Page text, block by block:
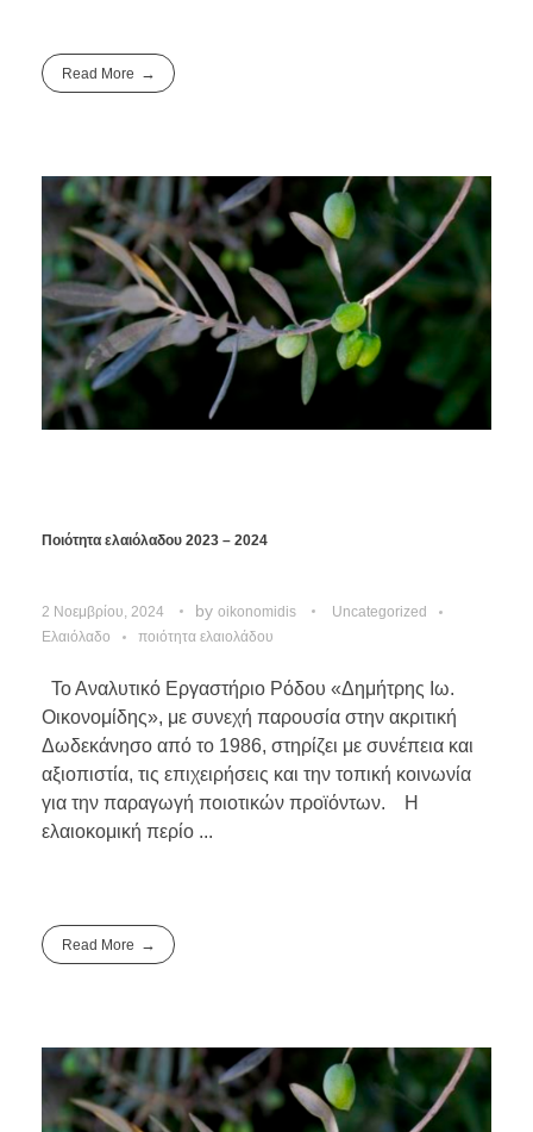
Read More
Ποιότητα ελαιόλαδου 2023 – 2024
2 Νοεμβρίου, 2024 by oikonomidis
Uncategorized
Ελαιόλαδο
ποιότητα ελαιολάδου
Το Αναλυτικό Εργαστήριο Ρόδου «Δημήτρης Ιω.
Οικονομίδης», με συνεχή παρουσία στην ακριτική
Δωδεκάνησο από το 1986, στηρίζει με συνέπεια και
αξιοπιστία, τις επιχειρήσεις και την τοπική κοινωνία
για την παραγωγή ποιοτικών προϊόντων. Η
ελαιοκομική περίο ...
Read More